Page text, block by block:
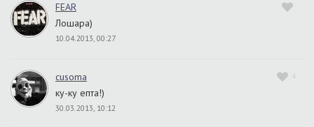
FEAR
Лошара)
10.04.2013, 00:27
4
cusoma
ку-ку епта!)
30.03.2013, 10:12